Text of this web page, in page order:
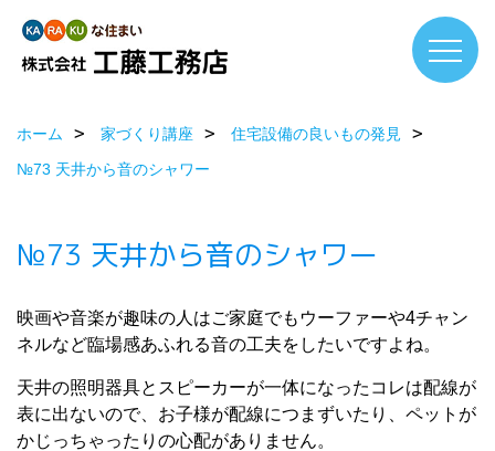
ホーム 家づくり講座
住宅設備の良いもの発見
№73 天井から音のシャワー
№73 天井から音のシャワー
映画や音楽が趣味の人はご家庭でもウーファーや4チャン
ネルなど臨場感あふれる音の工夫をしたいですよね。
天井の照明器具とスピーカーが一体になったコレは配線が
表に出ないので、お子様が配線につまずいたり、ペットが
かじっちゃったりの心配がありません。